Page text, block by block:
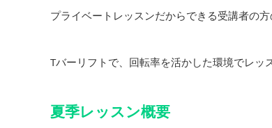
プライベートレッスンだからできる受講者の
Tバーリフトで、回転率を活かした環境でレ
夏季レッスン概要